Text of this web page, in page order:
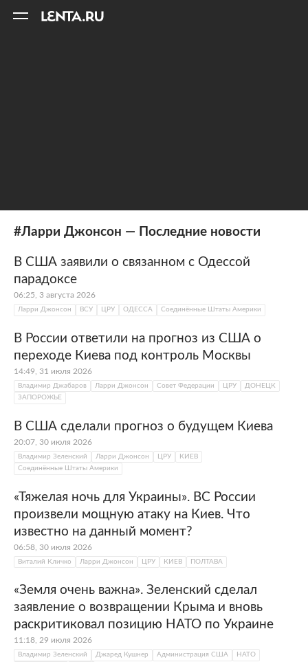
#Ларри Джонсон — Последние новости
В США заявили о связанном с Одессой
парадоксе
06:25, 3 августа 2026
Ларри Джонсон ВСУ ЦРУ ОДЕССА Соединённые Штаты Америки
В России ответили на прогноз из США о
переходе Киева под контроль Москвы
14:49, 31 июля 2026
Владимир Джабаров Ларри Джонсон Совет Федерации ЦРУ
ДОНЕЦК
ЗАПОРОЖЬЕ
В США сделали прогноз о будущем Киева
20:07, 30 июля 2026
Владимир Зеленский Ларри Джонсон ЦРУ
КИЕВ
Соединённые Штаты Америки
«Тяжелая ночь для Украины». ВС России
произвели мощную атаку на Киев. Что
известно на данный момент?
06:58, 30 июля 2026
Виталий Кличко Ларри Джонсон ЦРУ КИЕВ ПОЛТАВА
«Земля очень важна». Зеленский сделал
заявление о возвращении Крыма и вновь
раскритиковал позицию НАТО по Украине
11:18, 29 июля 2026
Владимир Зеленский Джаред Кушнер Администрация США
НАТО